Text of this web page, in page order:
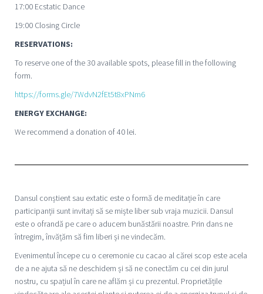
17:00 Ecstatic Dance
19:00 Closing Circle
RESERVATIONS:
To reserve one of the 30 available spots, please fill in the following
form.
https://forms.gle/7WdvN2fEt5t8xPNm6
ENERGY EXCHANGE:
We recommend a donation of 40 lei.
Dansul conștient sau extatic este o formă de meditație în care
participanții sunt invitați să se miște liber sub vraja muzicii. Dansul
este o ofrandă pe care o aducem bunăstării noastre. Prin dans ne
întregim, învățăm să fim liberi și ne vindecăm.
Evenimentul începe cu o ceremonie cu cacao al cărei scop este acela
de a ne ajuta să ne deschidem și să ne conectăm cu cei din jurul
nostru, cu spațiul în care ne aflăm și cu prezentul. Proprietățile